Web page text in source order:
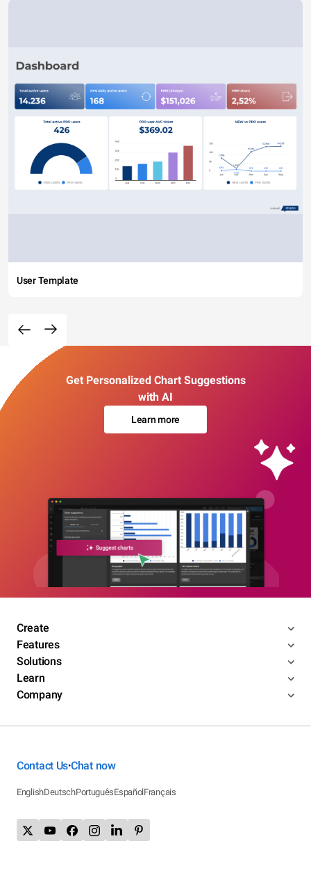
User Template
Get Personalized Chart Suggestions
with AI
Learn more
Create
Features
Solutions
Learn
Company
Contact Us•Chat now
EnglishDeutschPortuguêsEspañolFrançais